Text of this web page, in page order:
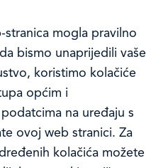
stranica mogla pravilno
bismo unaprijedili vaše
koristimo kolačiće
općim i
na uređaju s
ovoj web stranici. Za
kolačića možete
pomažu nam
stranicu prikupljanjem i
o njeziinu korištenju.